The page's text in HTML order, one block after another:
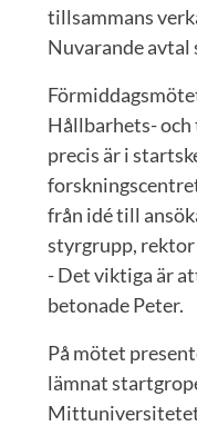
tillsammans
Nuvarande avtal
Hållbarhets-
precis är i
från idé till
styrgrupp,
- Det viktiga är
betonade Peter.
På mötet
lämnat
Mittuniversitetet